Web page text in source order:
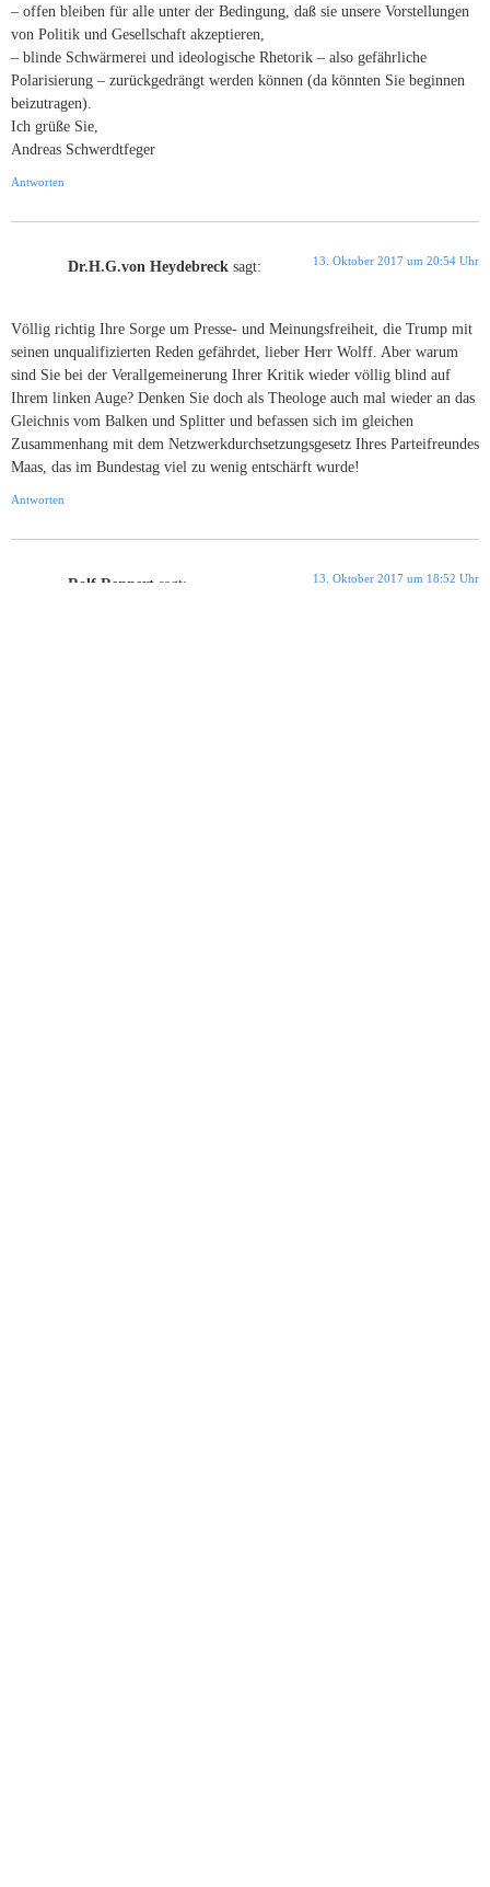
– offen bleiben für alle unter der Bedingung, daß sie unsere Vorstellungen
von Politik und Gesellschaft akzeptieren,
– blinde Schwärmerei und ideologische Rhetorik – also gefährliche
Polarisierung – zurückgedrängt werden können (da könnten Sie beginnen
beizutragen).
Ich grüße Sie,
Andreas Schwerdtfeger
Antworten
Dr.H.G.von Heydebreck sagt: 13. Oktober 2017 um 20:54 Uhr
Völlig richtig Ihre Sorge um Presse- und Meinungsfreiheit, die Trump mit
seinen unqualifizierten Reden gefährdet, lieber Herr Wolff. Aber warum
sind Sie bei der Verallgemeinerung Ihrer Kritik wieder völlig blind auf
Ihrem linken Auge? Denken Sie doch als Theologe auch mal wieder an das
Gleichnis vom Balken und Splitter und befassen sich im gleichen
Zusammenhang mit dem Netzwerkdurchsetzungsgesetz Ihres Parteifreundes
Maas, das im Bundestag viel zu wenig entschärft wurde!
Antworten
Rolf Rennert sagt: 13. Oktober 2017 um 18:52 Uhr